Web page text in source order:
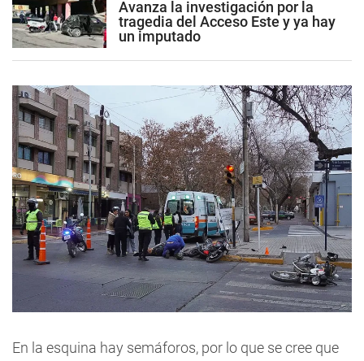
Avanza la investigación por la
tragedia del Acceso Este y ya hay
un imputado
En la esquina hay semáforos, por lo que se cree que